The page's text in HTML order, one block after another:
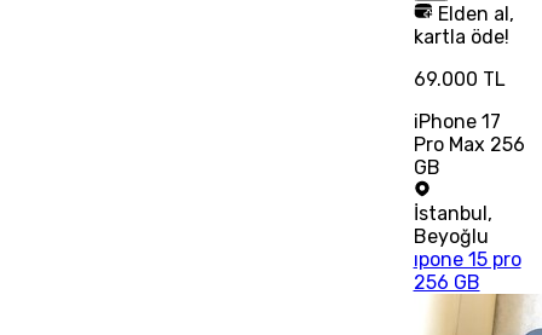
Elden al,
kartla öde!
69.000 TL
iPhone 17
Pro Max 256
GB
İstanbul,
Beyoğlu
ıpone 15 pro
256 GB